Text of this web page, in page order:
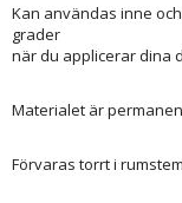
Kan användas inne
grader
när du applicerar dina
Materialet är
Förvaras torrt i